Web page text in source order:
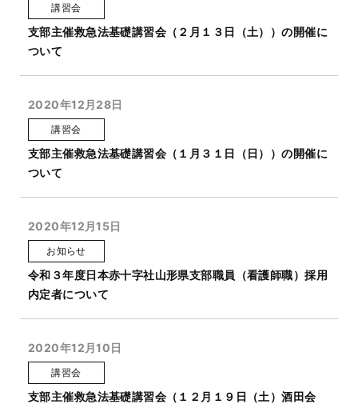
講習会
支部主催救急法基礎講習会（２月１３日（土））の開催に
ついて
2020年12月28日
講習会
支部主催救急法基礎講習会（１月３１日（日））の開催に
ついて
2020年12月15日
お知らせ
令和３年度日本赤十字社山形県支部職員（看護師職）採用
内定者について
2020年12月10日
講習会
支部主催救急法基礎講習会（１２月１９日（土）酒田会